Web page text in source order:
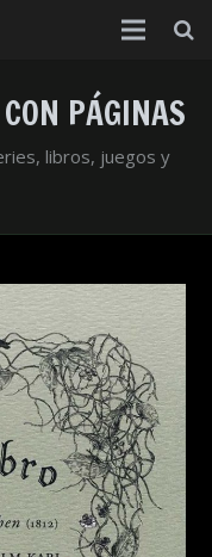
PÁGINAS
libros, juegos y